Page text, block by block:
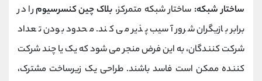
ساختار شبکه: ساختار شبکه متمرکز، بلاک چین کنسرسیومرا در
برابر بازیگران شرور آسیب پذیر می کند. محدود بودن تعداد
شرکت کنندگان، به این فرض منجر می شود که یک یا چند شرکت
کننده ممکن است فاسد باشند. طراحی یک زیرساخت مشترک،